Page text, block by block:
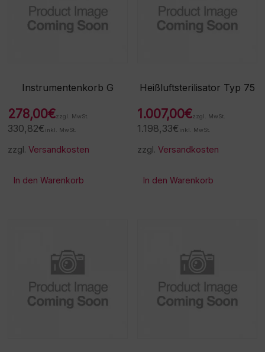
Instrumentenkorb G
278,00€zzgl. MwSt.
330,82€ inkl. MwSt.
zzgl.Versandkosten
In den Warenkorb
Heißluftsterilisator Typ 75
1.007,00€zzgl. MwSt.
1.198,33€ inkl. MwSt.
zzgl.Versandkosten
In den Warenkorb